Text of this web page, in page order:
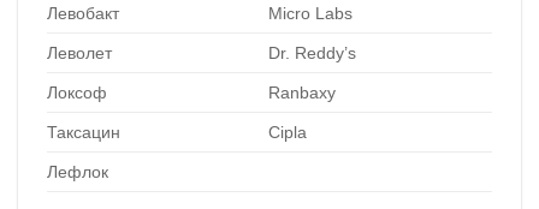
Левобакт Micro Labs
Леволет Dr. Reddy’s
Локсоф Ranbaxy
Таксацин Cipla
Лефлок